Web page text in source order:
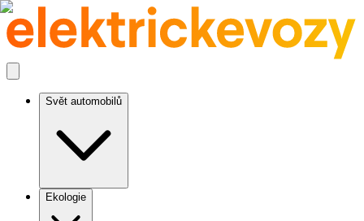
Svět automobilů
Ekologie